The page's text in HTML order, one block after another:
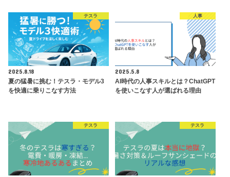
テスラ
2025.8.18
夏の猛暑に挑む！テスラ・モデル3
を快適に乗りこなす方法
人事
2025.5.8
AI時代の人事スキルとは？ChatGPT
を使いこなす人が選ばれる理由
テスラ テスラ